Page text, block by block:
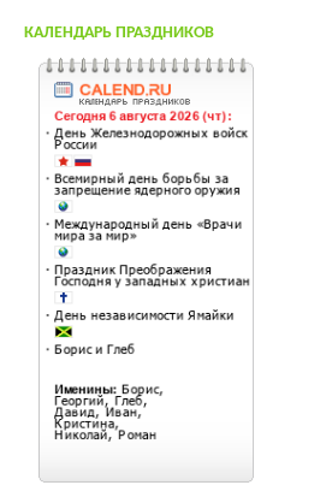
КАЛЕНДАРЬ ПРАЗДНИКОВ